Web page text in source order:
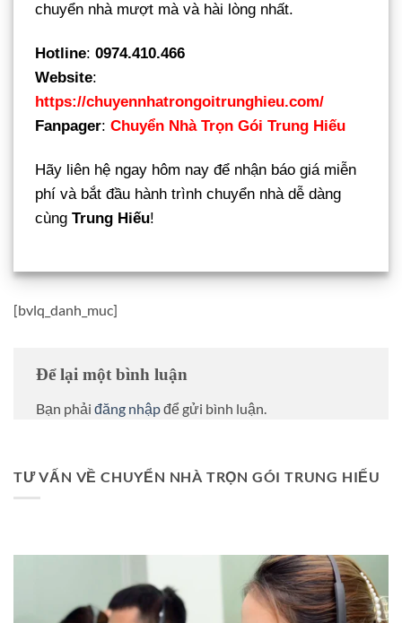
chuyển nhà mượt mà và hài lòng nhất.
Hotline: 0974.410.466
Website:
https://chuyennhatrongoitrunghieu.com/
Fanpager: Chuyển Nhà Trọn Gói Trung Hiếu
Hãy liên hệ ngay hôm nay để nhận báo giá miễn
phí và bắt đầu hành trình chuyển nhà dễ dàng
cùng Trung Hiếu!
[bvlq_danh_muc]
Để lại một bình luận
Bạn phải đăng nhậpđể gửi bình luận.
TƯ VẤN VỀ CHUYỂN NHÀ TRỌN GÓI TRUNG HIẾU